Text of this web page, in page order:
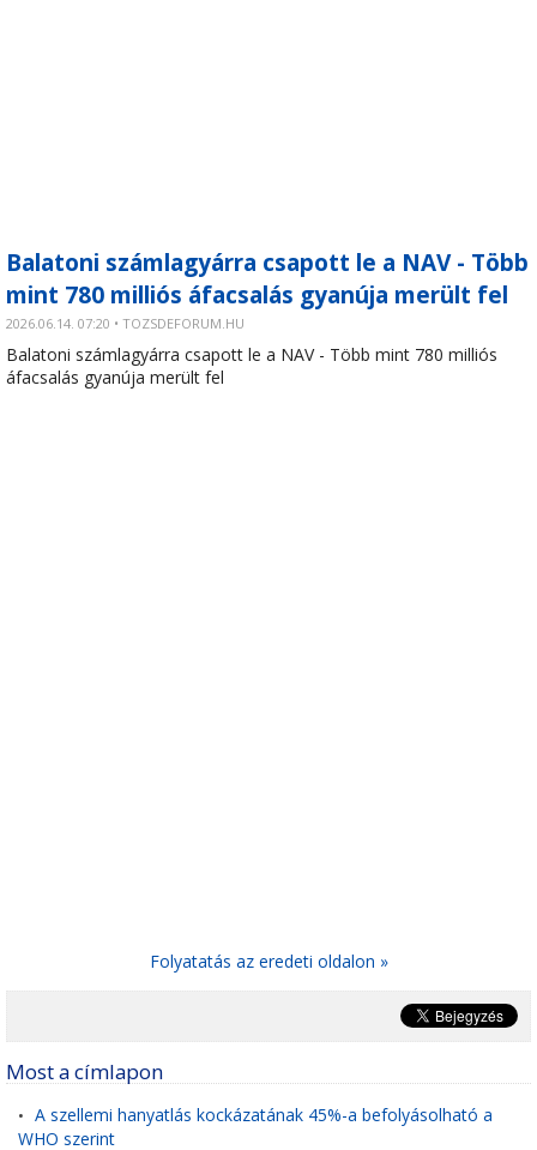
Balatoni számlagyárra csapott le a NAV - Több
mint 780 milliós áfacsalás gyanúja merült fel
2026.06.14. 07:20 • TOZSDEFORUM.HU
Balatoni számlagyárra csapott le a NAV - Több mint 780 milliós
áfacsalás gyanúja merült fel
Folyatatás az eredeti oldalon »
Most a címlapon
• A szellemi hanyatlás kockázatának 45%-a befolyásolható a
WHO szerint